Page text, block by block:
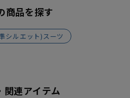
商品を探す
シルエット)スーツ
関連アイテム